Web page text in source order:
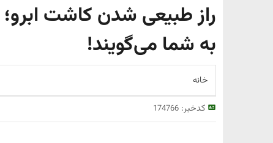
راز طبیعی شدن کاشت ابرو؛
به شما می‌گویند!
خانه
کدخبر:174766